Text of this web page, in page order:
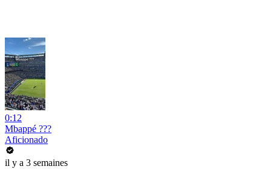
0:12
Mbappé ???
Aficionado
il y a 3 semaines